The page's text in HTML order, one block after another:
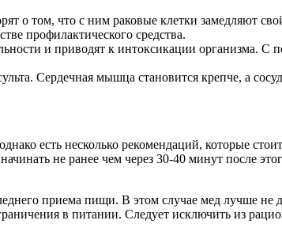
о том, что с ним раковые клетки замедляют
профилактического средства.
и приводят к интоксикации организма. С
Сердечная мышца становится крепче, а
есть несколько рекомендаций, которые
не ранее чем через 30-40 минут после
приема пищи. В этом случае мед лучше не
в питании. Следует исключить из